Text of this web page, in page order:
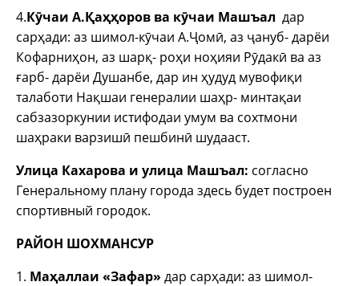
4.Кӯчаи А.Қаҳҳоров ва кӯчаи Машъал дар
сарҳади: аз шимол-кӯчаи А.Ҷомӣ, аз ҷануб- дарёи
Кофарниҳон, аз шарқ- роҳи ноҳияи Рӯдакӣ ва аз
ғарб- дарёи Душанбе, дар ин ҳудуд мувофиқи
талаботи Нақшаи генералии шаҳр- минтақаи
сабзазоркунии истифодаи умум ва сохтмони
шаҳраки варзишӣ пешбинӣ шудааст.
Улица Кахарова и улица Машъал: согласно
Генеральному плану города здесь будет построен
спортивный городок.
РАЙОН ШОХМАНСУР
1. Маҳаллаи «Зафар» дар сарҳади: аз шимол-